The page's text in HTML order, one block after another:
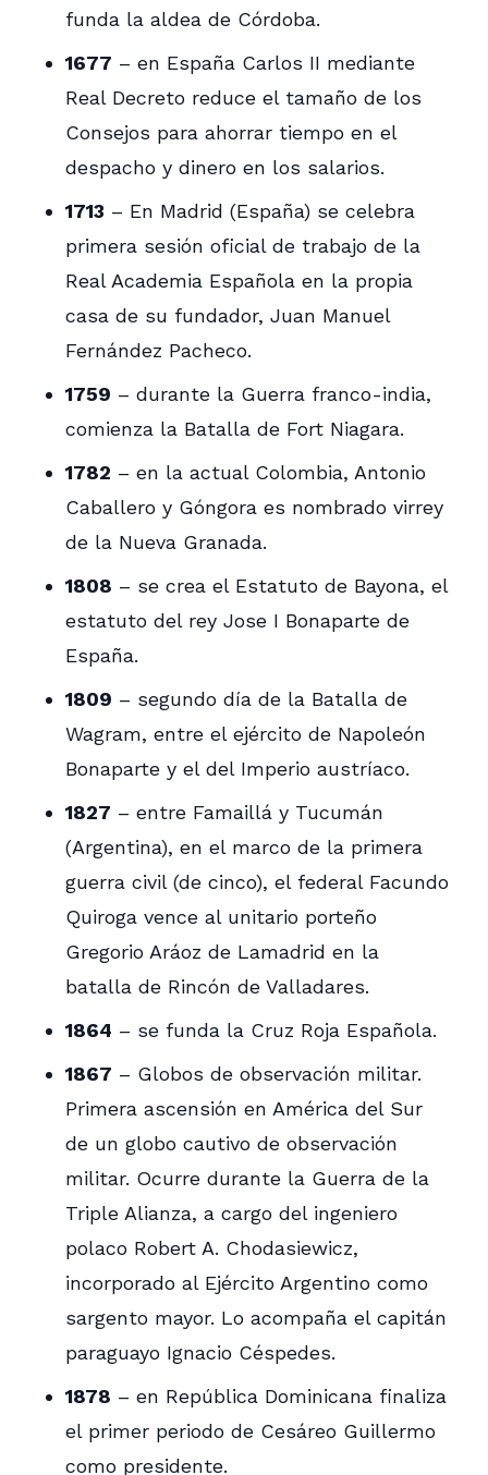
funda la aldea de Córdoba.
1677 – en España Carlos II mediante
Real Decreto reduce el tamaño de los
Consejos para ahorrar tiempo en el
despacho y dinero en los salarios.
1713 – En Madrid (España) se celebra
primera sesión oficial de trabajo de la
Real Academia Española en la propia
casa de su fundador, Juan Manuel
Fernández Pacheco.
1759 – durante la Guerra franco-india,
comienza la Batalla de Fort Niagara.
1782 – en la actual Colombia, Antonio
Caballero y Góngora es nombrado virrey
de la Nueva Granada.
1808 – se crea el Estatuto de Bayona, el
estatuto del rey Jose I Bonaparte de
España.
1809 – segundo día de la Batalla de
Wagram, entre el ejército de Napoleón
Bonaparte y el del Imperio austríaco.
1827 – entre Famaillá y Tucumán
(Argentina), en el marco de la primera
guerra civil (de cinco), el federal Facundo
Quiroga vence al unitario porteño
Gregorio Aráoz de Lamadrid en la
batalla de Rincón de Valladares.
1864 – se funda la Cruz Roja Española.
1867 – Globos de observación militar.
Primera ascensión en América del Sur
de un globo cautivo de observación
militar. Ocurre durante la Guerra de la
Triple Alianza, a cargo del ingeniero
polaco Robert A. Chodasiewicz,
incorporado al Ejército Argentino como
sargento mayor. Lo acompaña el capitán
paraguayo Ignacio Céspedes.
1878 – en República Dominicana finaliza
el primer periodo de Cesáreo Guillermo
como presidente.